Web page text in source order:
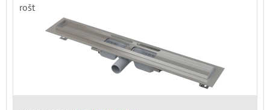
rošt